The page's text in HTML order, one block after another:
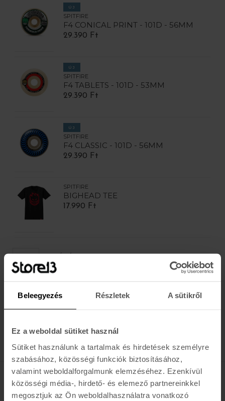
Beleegyezés Részletek A sütikről
Ez a weboldal sütiket használ
Sütiket használunk a tartalmak és hirdetések személyre
szabásához, közösségi funkciók biztosításához,
valamint weboldalforgalmunk elemzéséhez. Ezenkívül
közösségi média-, hirdető- és elemező partnereinkkel
megosztjuk az Ön weboldalhasználatra vonatkozó
ÚJ
SPITFIRE
F4 CONICAL PRINT - 101D - 56MM
29.390 Ft
ÚJ
SPITFIRE
F4 TABLETS - 101D - 53MM
29.390 Ft
ÚJ
SPITFIRE
F4 CLASSIC - 101D - 56MM
29.390 Ft
SPITFIRE
BIGHEAD TEE
17.990 Ft
TERMÉK / OLDAL
K A R O L I N A 17 / B